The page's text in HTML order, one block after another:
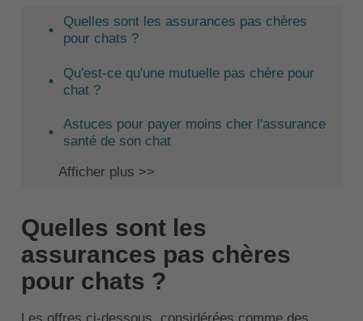
Quelles sont les assurances pas chères
pour chats ?
Qu'est-ce qu'une mutuelle pas chère pour
chat ?
Astuces pour payer moins cher l'assurance
santé de son chat
Afficher plus >>
Quelles sont les
assurances pas chères
pour chats ?